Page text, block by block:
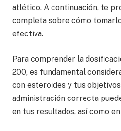
atlético. A continuación, te
completa sobre cómo
efectiva.
Para comprender la
200, es fundamental
con esteroides y tus
administración correcta
en tus resultados, así como